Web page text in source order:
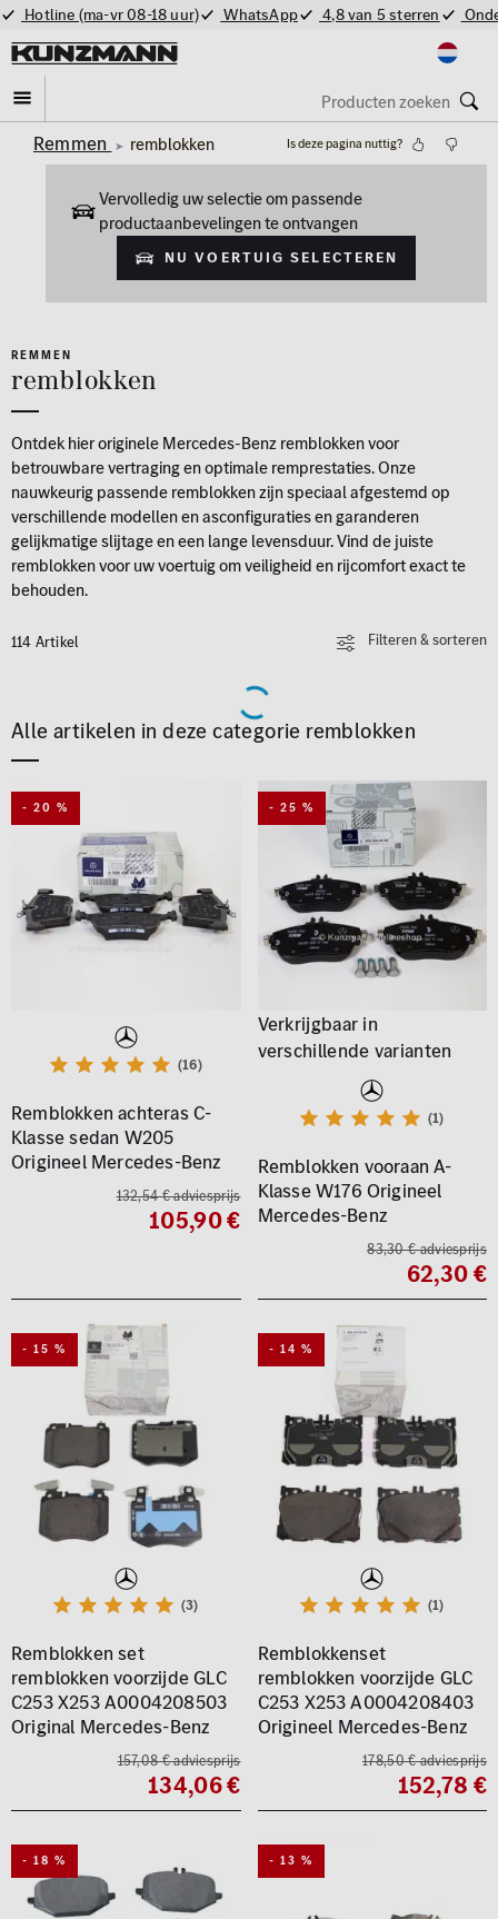
Hotline (ma-vr 08-18 uur) WhatsApp 4,8 van 5 sterren
Remmen remblokken Is deze pagina nuttig?
Vervolledig uw selectie om passende
productaanbevelingen te ontvangen
Nu voertuig selecteren
REMMEN
remblokken
114 Artikel Filteren & sorteren
Ontdek hier originele Mercedes-Benz remblokken voor
betrouwbare vertraging en optimale remprestaties. Onze
nauwkeurig passende remblokken zijn speciaal afgestemd op
verschillende modellen en asconfiguraties en garanderen
gelijkmatige slijtage en een lange levensduur. Vind de juiste
remblokken voor uw voertuig om veiligheid en rijcomfort exact te
behouden.
Alle artikelen in deze categorie remblokken
- 20 %
(16)
Remblokken achteras C-
Klasse sedan W205
Origineel Mercedes-Benz
132,54 € adviesprijs
105,90 €
- 25 %
(1)
Remblokken vooraan A-
Klasse W176 Origineel
Mercedes-Benz
83,30 € adviesprijs
62,30 €
- 15 %
(3)
Remblokken set
remblokken voorzijde GLC
C253 X253 A0004208503
Original Mercedes-Benz
157,08 € adviesprijs
134,06 €
- 14 %
(1)
Remblokkenset
remblokken voorzijde GLC
C253 X253 A0004208403
Origineel Mercedes-Benz
178,50 € adviesprijs
152,78 €
- 18 % - 13 %